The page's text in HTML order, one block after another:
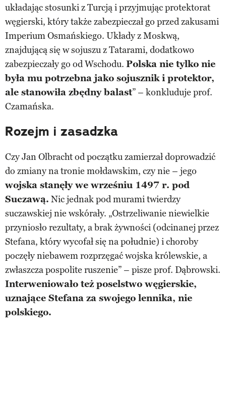
układając stosunki z Turcją i przyjmując protektorat
węgierski, który także zabezpieczał go przed zakusami
Imperium Osmańskiego. Układy z Moskwą,
znajdującą się w sojuszu z Tatarami, dodatkowo
zabezpieczały go od Wschodu. Polska nie tylko nie
była mu potrzebna jako sojusznik i protektor,
ale stanowiła zbędny balast” – konkluduje prof.
Czamańska.
Rozejm i zasadzka
Czy Jan Olbracht od początku zamierzał doprowadzić
do zmiany na tronie mołdawskim, czy nie – jego
wojska stanęły we wrześniu 1497 r. pod
Suczawą. Nic jednak pod murami twierdzy
suczawskiej nie wskórały. „Ostrzeliwanie niewielkie
przyniosło rezultaty, a brak żywności (odcinanej przez
Stefana, który wycofał się na południe) i choroby
poczęły niebawem rozprzęgać wojska królewskie, a
zwłaszcza pospolite ruszenie” – pisze prof. Dąbrowski.
Interweniowało też poselstwo węgierskie,
uznające Stefana za swojego lennika, nie
polskiego.